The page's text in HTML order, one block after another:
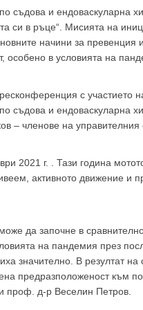
съдова и ендоваскуларна
си в ръце“. Мисията на
начини за превенция
особено в условията на
с участието
съдова и ендоваскуларна
– членове на
2021 г. . Тази година
активното движение и
да започне в
на пандемия през
значително. В резултат на
предразположеност към
проф. д-р Веселин Петров.
GP
да виждате
декларирате, че сте